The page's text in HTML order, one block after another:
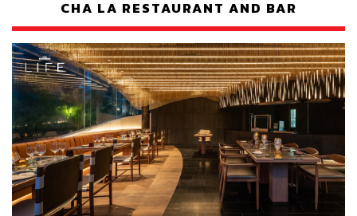
CHA LA RESTAURANT AND BAR